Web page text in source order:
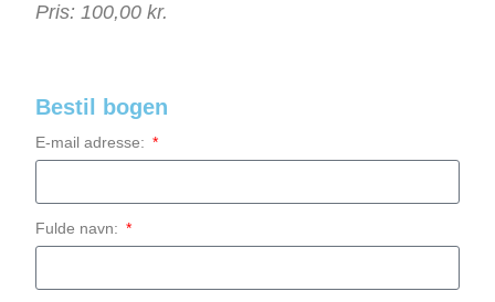
Pris:100,00 kr.
Bestil bogen
E-mail adresse:
Fulde navn: